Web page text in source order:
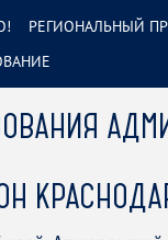
РЕГИОНАЛЬНЫЙ